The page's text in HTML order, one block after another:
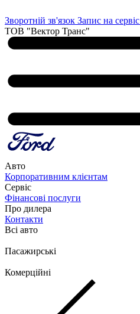
Зворотній зв'язок Запис на сервіс
ТОВ "Вектор Транс"
Авто
Корпоративним клієнтам
Сервіс
Фінансові послуги
Про дилера
Контакти
Всі авто
Пасажирські
Комерційні